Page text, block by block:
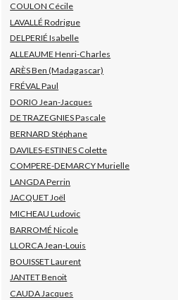
COULON Cécile
LAVALLÉ Rodrigue
DELPERIÉ Isabelle
ALLEAUME Henri-Charles
ARÈS Ben (Madagascar)
FRÉVAL Paul
DORIO Jean-Jacques
DE TRAZEGNIES Pascale
BERNARD Stéphane
DAVILES-ESTINES Colette
COMPERE-DEMARCY Murielle
LANGDA Perrin
JACQUET Joël
MICHEAU Ludovic
BARROMÉ Nicole
LLORCA Jean-Louis
BOUISSET Laurent
JANTET Benoit
CAUDA Jacques